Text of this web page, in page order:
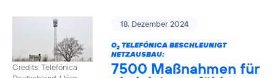
Credits: Telefónica
18. Dezember 2024
O2TELEFÓNICA BESCHLEUNIGT
NETZAUSBAU:
7500 Maßnahmen für